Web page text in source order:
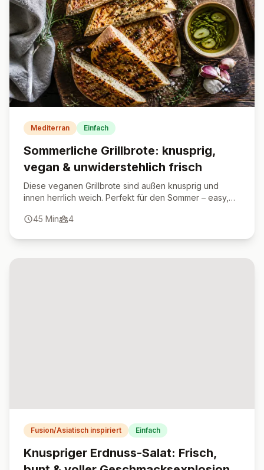
Mediterran Einfach
Sommerliche Grillbrote: knusprig,
vegan & unwiderstehlich frisch
Diese veganen Grillbrote sind außen knusprig und
innen herrlich weich. Perfekt für den Sommer – easy,
45 Min 4
Fusion/Asiatisch inspiriert Einfach
Knuspriger Erdnuss-Salat: Frisch,